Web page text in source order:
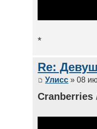
*
Re:
Улисс » 08
Cranberries